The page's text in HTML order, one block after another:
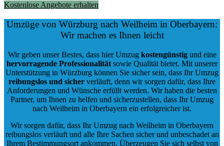
Kostenlose Angebote erhalten
Umzüge von Würzburg nach Weilheim in Oberbayern:
Wir machen es Ihnen leicht
Wir geben unser Bestes, dass hier Umzug kostengünstigund eine
hervorragende Professionalität sowie Qualität bietet. Mit unserer
Unterstützung in Würzburg können Sie sicher sein, dass Ihr Umzug
reibungslos und sicher verläuft, denn wir sorgen dafür, dass Ihre
Anforderungen und Wünsche erfüllt werden. Wir haben die besten
Partner, um Ihnen zu helfen und sicherzustellen, dass Ihr Umzug
nach Weilheim in Oberbayern ein erfolgreicher ist.
Wir sorgen dafür, dass Ihr Umzug nach Weilheim in Oberbayern
reibungslos verläuft und alle Ihre Sachen sicher und unbeschadet an
Ihrem Bestimmungsort ankommen. Überzeugen Sie sich selbst von